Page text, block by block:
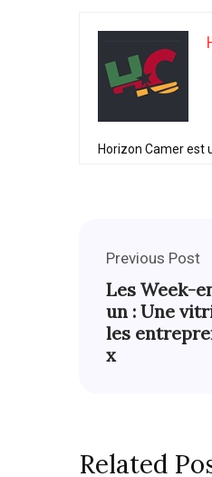
Horizon Camer est
Previous Post
Les Week-
un : Une
les
x
Related